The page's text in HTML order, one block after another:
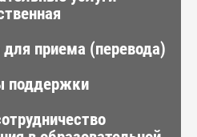
приема (перевода)
поддержки